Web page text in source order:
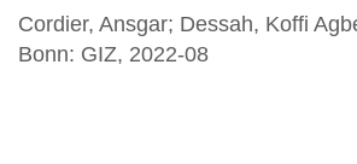
Cordier, Ansgar; Dessah, Koffi
Bonn: GIZ, 2022-08